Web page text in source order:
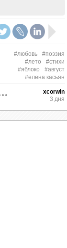
#любовь
#поэзия
#лето
#стихи
#яблоко
#август
#елена касьян
xcorwin
3 дня